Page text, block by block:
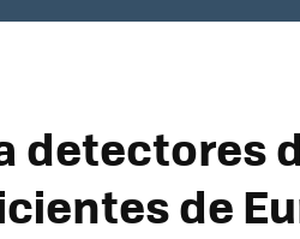
detectores
de